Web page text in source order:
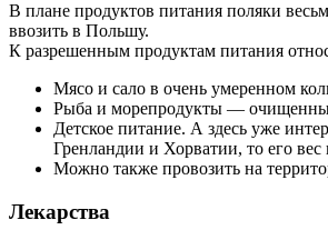
В плане продуктов питания поляки
ввозить в Польшу.
К разрешенным продуктам питания
Мясо и сало в очень умеренном
Рыба и морепродукты —
Детское питание. А здесь уже
Гренландии и Хорватии, то его
Можно также провозить на
Лекарства